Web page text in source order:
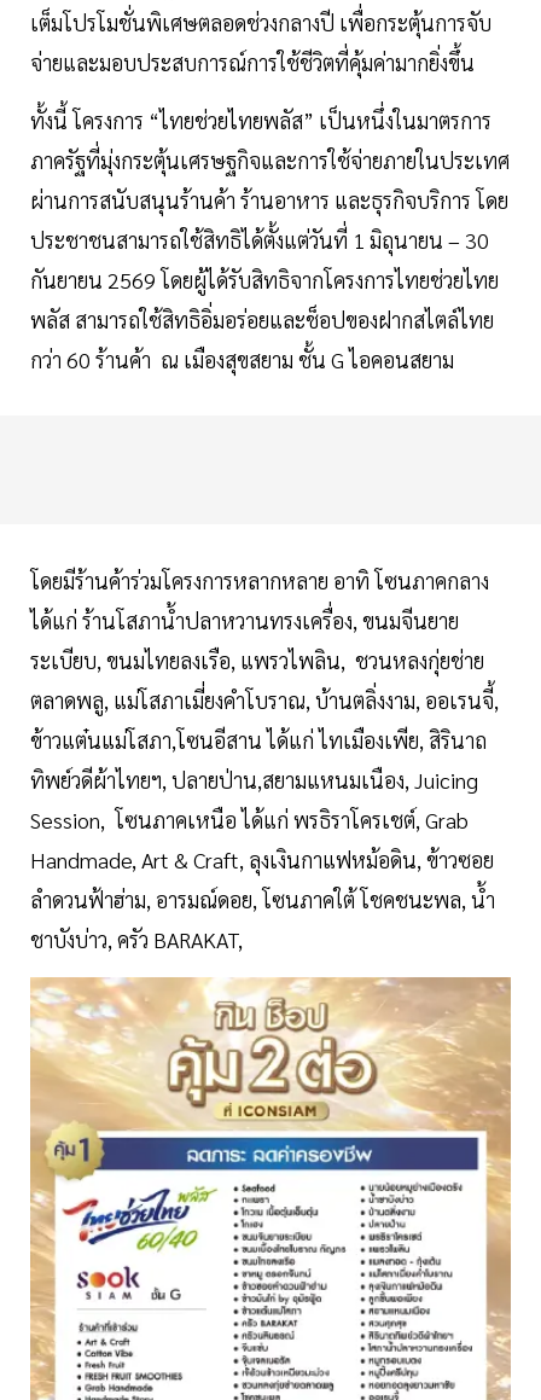
เต็มโปรโมชั่นพิเศษตลอดช่วงกลางปี เพื่อกระตุ้นการจับ
จ่ายและมอบประสบการณ์การใช้ชีวิตที่คุ้มค่ามากยิ่งขึ้น
ทั้งนี้ โครงการ “ไทยช่วยไทยพลัส” เป็นหนึ่งในมาตรการ
ภาครัฐที่มุ่งกระตุ้นเศรษฐกิจและการใช้จ่ายภายในประเทศ
ผ่านการสนับสนุนร้านค้า ร้านอาหาร และธุรกิจบริการ โดย
ประชาชนสามารถใช้สิทธิได้ตั้งแต่วันที่ 1 มิถุนายน – 30
กันยายน 2569 โดยผู้ได้รับสิทธิจากโครงการไทยช่วยไทย
พลัส สามารถใช้สิทธิอิ่มอร่อยและช็อปของฝากสไตล์ไทย
กว่า 60 ร้านค้า ณ เมืองสุขสยาม ชั้น G ไอคอนสยาม
โดยมีร้านค้าร่วมโครงการหลากหลาย อาทิ โซนภาคกลาง
ได้แก่ ร้านโสภาน้ำปลาหวานทรงเครื่อง, ขนมจีนยาย
ระเบียบ, ขนมไทยลงเรือ, แพรวไพลิน, ชวนหลงกุ่ยช่าย
ตลาดพลู, แม่โสภาเมี่ยงคำโบราณ, บ้านตลิ่งงาม, ออเรนจี้,
ข้าวแต๋นแม่โสภา,โซนอีสาน ได้แก่ ไทเมืองเพีย, สิรินาถ
ทิพย์วดีผ้าไทยฯ, ปลายป่าน,สยามแหนมเนือง, Juicing
Session, โซนภาคเหนือ ได้แก่ พรธิราโครเชต์, Grab
Handmade, Art & Craft, ลุงเงินกาแฟหม้อดิน, ข้าวซอย
ลำดวนฟ้าฮ่าม, อารมณ์ดอย, โซนภาคใต้ โชคชนะพล, น้ำ
ชาบังบ่าว, ครัว BARAKAT,